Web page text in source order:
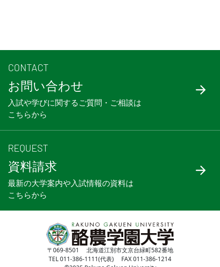
CONTACT
お問い合わせ
入試や学びに関するご質問・ご相談は
こちらから
REQUEST
資料請求
最新の大学案内や入試情報の資料は
こちらから
〒069-8501 北海道江別市文京台緑町582番地
TEL 011-386-1111(代表) FAX 011-386-1214